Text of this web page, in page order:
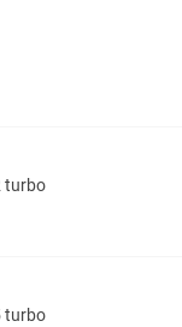
turbo
turbo